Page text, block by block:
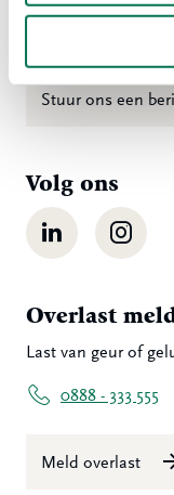
Stuur ons een
Volg ons
LinkedIn Instagram
Overlast
Last van geur of
0888 - 333 555
Meld overlast